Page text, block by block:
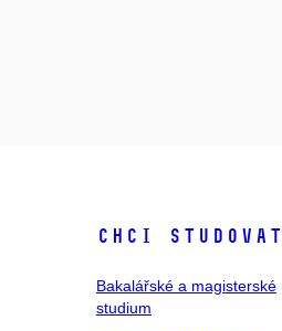
Chci studovat
Bakalářské a magisterské
studium